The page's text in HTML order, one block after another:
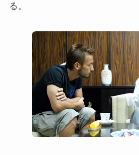
る。